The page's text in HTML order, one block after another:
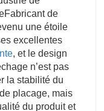
la stabilité du
placage, mais
du produit et
Shine a
L’objectif est
sans précédent à
du